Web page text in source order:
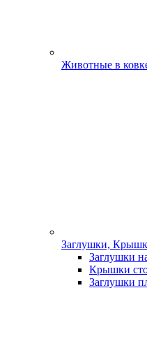
Животные в
Заглушки,
Заглушки
Крышки
Заглушки